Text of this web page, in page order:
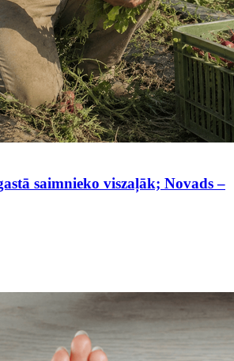
saimnieko viszaļāk; Novads –